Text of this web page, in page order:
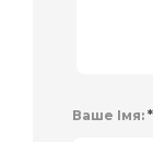
Ваше Імя: *